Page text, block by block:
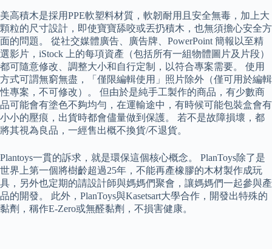
美高積木是採用PPE軟塑料材質，軟韌耐用且安全無毒，加上大
顆粒的尺寸設計，即使寶寶舔咬或丟扔積木，也無須擔心安全方
面的問題。 從社交媒體廣告、廣告牌、PowerPoint 簡報以至精
選影片，iStock 上的每項資產（包括所有一組物體圖片及片段）
都可隨意修改、調整大小和自行定制，以符合專案需要。 使用
方式可謂無窮無盡，「僅限編輯使用」照片除外（僅可用於編輯
性專案，不可修改）。 但由於是純手工製作的商品，有少數商
品可能會有塗色不夠均勻，在運輸途中，有時候可能包裝盒會有
小小的壓痕，出貨時都會儘量做到保護。 若不是故障損壞，都
將其視為良品，一經售出概不換貨/不退貨。
Plantoys一貫的訴求，就是環保這個核心概念。 PlanToys除了是
世界上第一個將樹齡超過25年，不能再產橡膠的木材製作成玩
具，另外也定期的請設計師與媽媽們聚會，讓媽媽們一起參與產
品的開發。 此外，PlanToys與Kasetsart大學合作，開發出特殊的
黏劑，稱作E-Zero或無醛黏劑，不損害健康。